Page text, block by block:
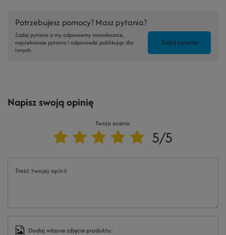
Potrzebujesz pomocy? Masz pytania?
Zadaj pytanie a my odpowiemy niezwłocznie,
najciekawsze pytania i odpowiedzi publikując dla
innych.
Zadaj pytanie
Napisz swoją opinię
Twoja ocena:
5/5
Treść twojej opinii
Dodaj własne zdjęcie produktu: